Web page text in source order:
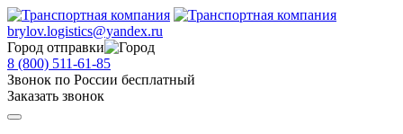
brylov.logistics@yandex.ru
Город отправки
8 (800) 511-61-85
Звонок по России бесплатный
Заказать звонок